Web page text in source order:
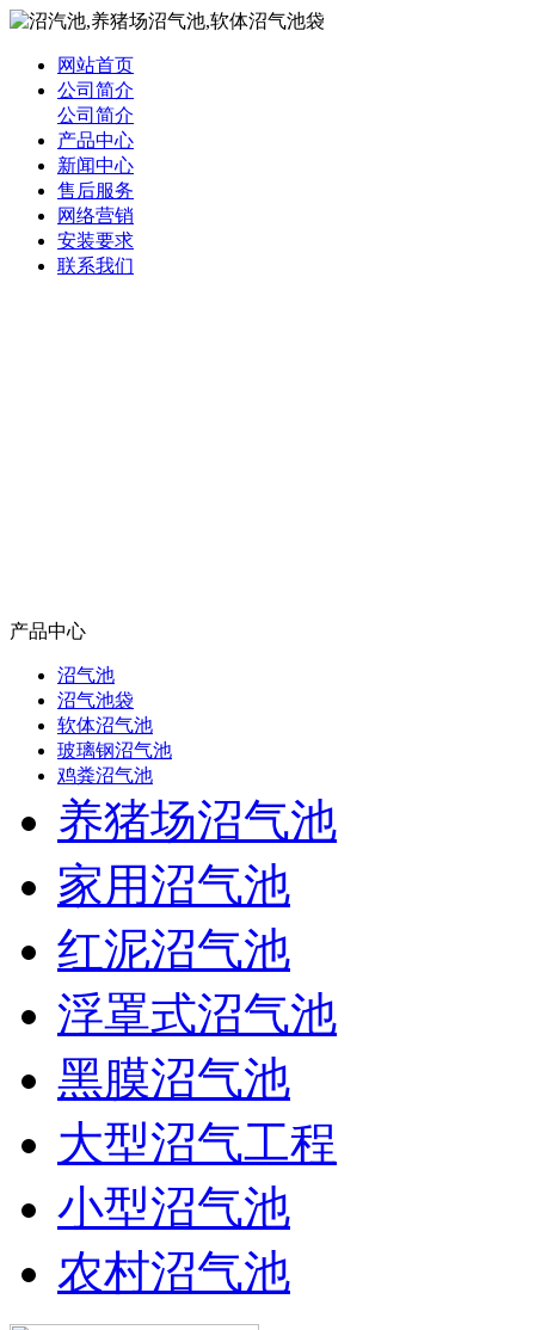
网站首页
公司简介
公司简介
产品中心
新闻中心
售后服务
网络营销
安装要求
联系我们
产品中心
沼气池
沼气池袋
软体沼气池
玻璃钢沼气池
鸡粪沼气池
养猪场沼气池
家用沼气池
红泥沼气池
浮罩式沼气池
黑膜沼气池
大型沼气工程
小型沼气池
农村沼气池